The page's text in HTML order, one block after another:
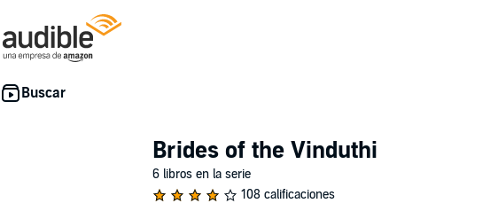
Brides of the Vinduthi
6 libros en la serie
108 calificaciones